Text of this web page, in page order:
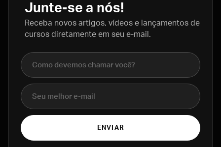
Junte-se a nós!
Receba novos artigos, vídeos e lançamentos de
cursos diretamente em seu e-mail.
Nome completo
E-mail
ENVIAR